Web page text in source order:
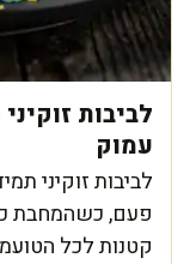
עמוק
לביבות זוקיני
פעם, כשהמחבת
קטנות לכל